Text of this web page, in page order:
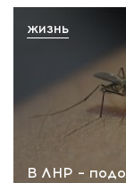
В ЛНР –
ЖИЗНЬ